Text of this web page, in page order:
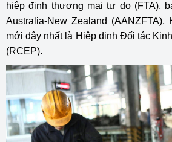
hiệp định thương mại tự do (FTA),
Australia-New Zealand
mới đây nhất là Hiệp định Đối tác
(RCEP).